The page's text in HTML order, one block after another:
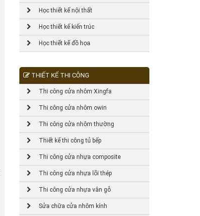
Học thiết kế nội thất
Học thiết kế kiến trúc
Học thiết kế đồ họa
THIẾT KẾ THI CÔNG
Thi công cửa nhôm Xingfa
Thi công cửa nhôm owin
Thi công cửa nhôm thường
Thiết kế thi công tủ bếp
Thi công cửa nhựa composite
Thi công cửa nhựa lõi thép
Thi công cửa nhựa vân gỗ
Sửa chữa cửa nhôm kính